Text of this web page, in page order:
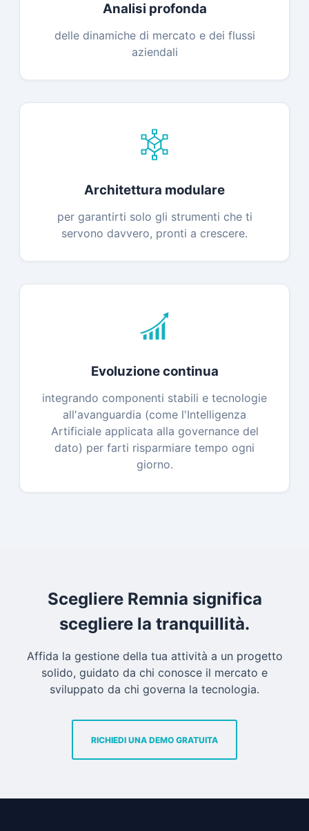
Analisi profonda
delle dinamiche di mercato e dei flussi
aziendali
Architettura modulare
per garantirti solo gli strumenti che ti
servono davvero, pronti a crescere.
Evoluzione continua
integrando componenti stabili e tecnologie
all'avanguardia (come l'Intelligenza
Artificiale applicata alla governance del
dato) per farti risparmiare tempo ogni
giorno.
Scegliere Remnia significa
scegliere la tranquillità.
Affida la gestione della tua attività a un progetto
solido, guidato da chi conosce il mercato e
sviluppato da chi governa la tecnologia.
RICHIEDI UNA DEMO GRATUITA